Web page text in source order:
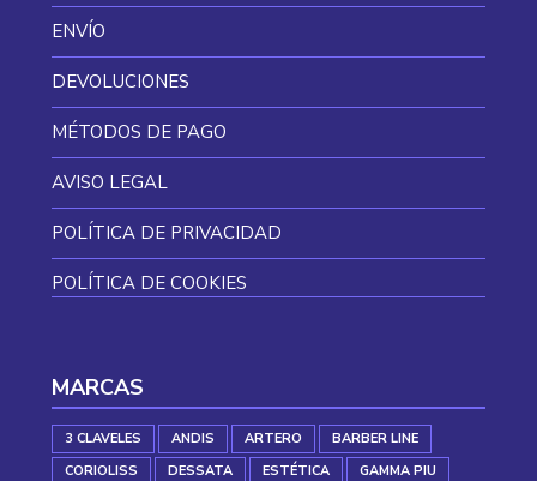
ENVÍO
DEVOLUCIONES
MÉTODOS DE PAGO
AVISO LEGAL
POLÍTICA DE PRIVACIDAD
POLÍTICA DE COOKIES
MARCAS
3 CLAVELES ANDIS ARTERO
BARBER LINE
CORIOLISS
DESSATA ESTÉTICA
GAMMA PIU